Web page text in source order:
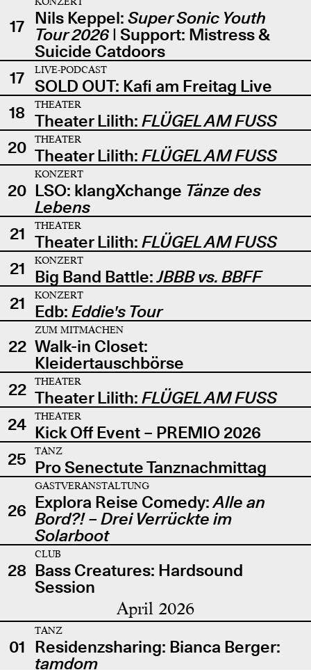
17 Nils Keppel: Super Sonic Youth
Tour 2026| Support: Mistress &
Suicide Catdoors
17
LIVE-PODCAST
SOLD OUT: Kafi am Freitag Live
18
THEATER
Theater Lilith: FLÜGEL AM FUSS
20
THEATER
Theater Lilith: FLÜGEL AM FUSS
20
KONZERT
LSO: klangXchange Tänze des
Lebens
21
THEATER
Theater Lilith: FLÜGEL AM FUSS
21
KONZERT
Big Band Battle:JBBB vs. BBFF
21
KONZERT
Edb: Eddie's Tour
22
ZUM MITMACHEN
Walk-in Closet:
Kleidertauschbörse
22
THEATER
Theater Lilith: FLÜGEL AM FUSS
24
THEATER
Kick Off Event – PREMIO 2026
25
TANZ
Pro Senectute Tanznachmittag
26
GASTVERANSTALTUNG
Explora Reise Comedy:Alle an
Bord?! – Drei Verrückte im
Solarboot
28
CLUB
Bass Creatures: Hardsound
Session
April 2026
01
TANZ
Residenzsharing: Bianca Berger:
tamdom